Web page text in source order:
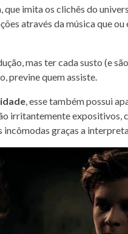
imita os clichês do
através da música que
mas ter cada susto (e
previne quem assiste.
, esse também possui
irritantemente expositivos,
graças a